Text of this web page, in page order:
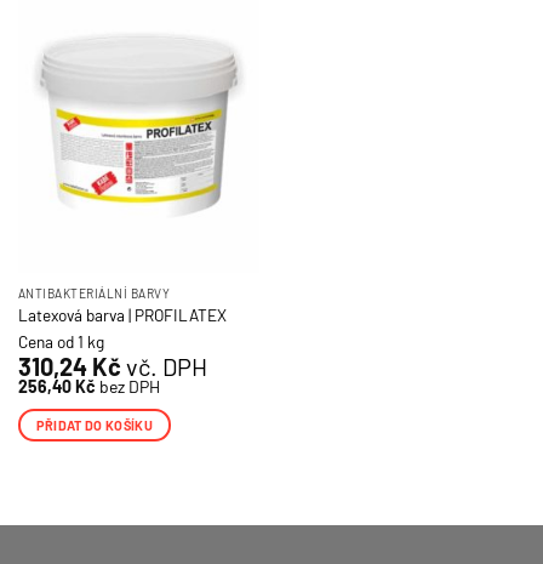
ANTIBAKTERIÁLNÍ BARVY
Latexová barva | PROFILATEX
Cena od 1 kg
310,24 Kč vč. DPH
256,40Kč bez DPH
PŘIDAT DO KOŠÍKU